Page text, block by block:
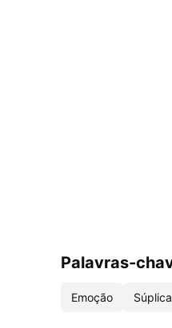
Palavras-
Emoção Súplica